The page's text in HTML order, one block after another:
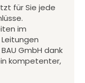
für Sie jede
im
GmbH dank
kompetenter,